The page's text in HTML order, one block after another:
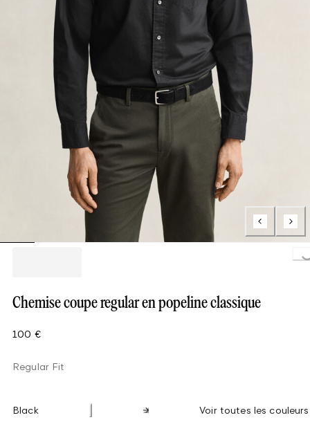
Chemise coupe regular en popeline classique
100 €
Regular Fit
Black Voir toutes les couleurs